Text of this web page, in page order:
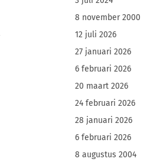
8 november 2000
12 juli 2026
27 januari 2026
6 februari 2026
20 maart 2026
24 februari 2026
28 januari 2026
6 februari 2026
8 augustus 2004